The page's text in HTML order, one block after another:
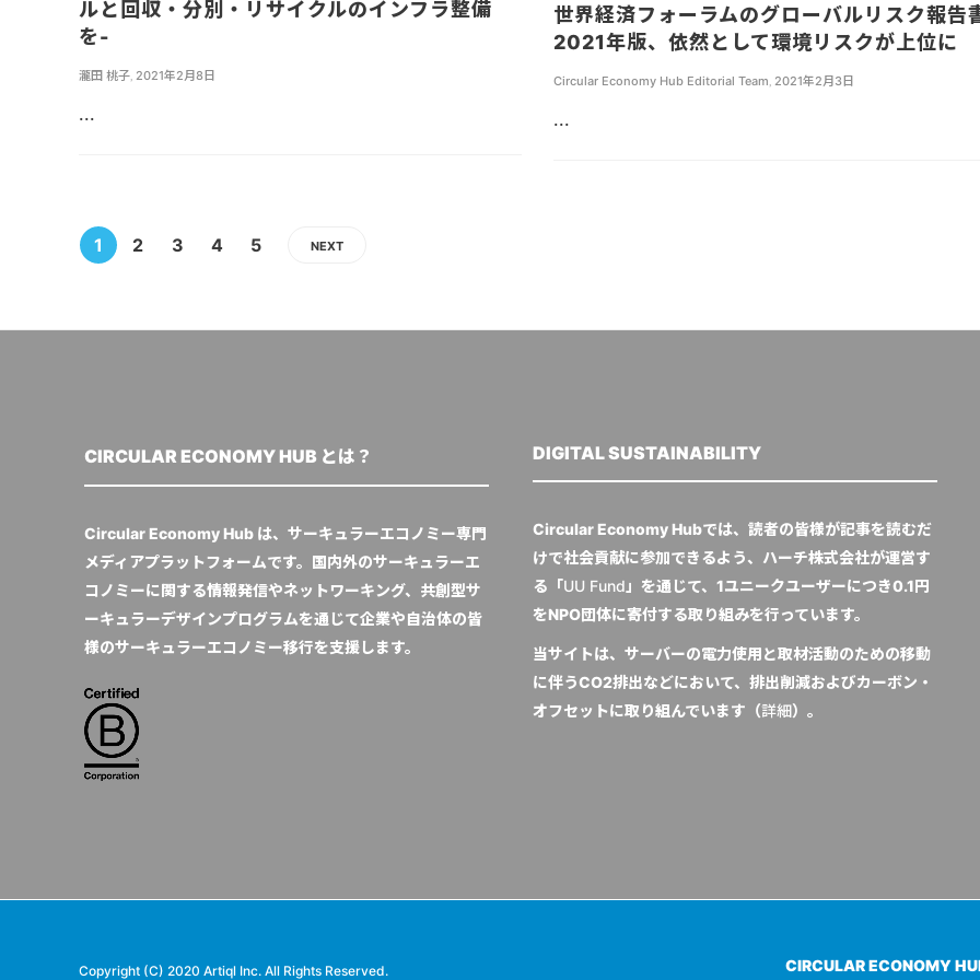
ルと回収・分別・リサイクルのインフラ整備
を-
瀧田 桃子 2021年2月8日
...
世界経済フォーラムのグローバルリスク報告
2021年版、依然として環境リスクが上位に
Circular Economy Hub Editorial Team 2021年2月3日
...
1 2 3 4 5 NEXT
CIRCULAR ECONOMY HUB とは？
Circular Economy Hub は、サーキュラーエコノミー専門
メディアプラットフォームです。国内外のサーキュラーエ
コノミーに関する情報発信やネットワーキング、共創型サ
ーキュラーデザインプログラムを通じて企業や自治体の皆
様のサーキュラーエコノミー移行を支援します。
DIGITAL SUSTAINABILITY
Circular Economy Hubでは、読者の皆様が記事を読むだ
けで社会貢献に参加できるよう、ハーチ株式会社が運営す
る「UU Fund 」を通じて、1ユニークユーザーにつき0.1円
をNPO団体に寄付する取り組みを行っています。
当サイトは、サーバーの電力使用と取材活動のための移動
に伴うCO2排出などにおいて、排出削減およびカーボン・
オフセットに取り組んでいます（詳細）。
Copyright (C) 2020 Artiql Inc. All Rights Reserved. CIRCULAR ECONOMY